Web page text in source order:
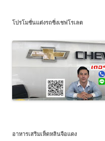
โปรโมชั่นแต่งรถซิ่งเชฟโรเลต
อาหารเสริมเห็ดหลินจือแดง